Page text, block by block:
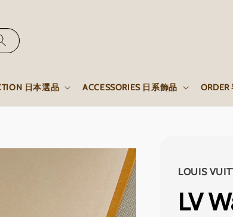
日本選品 ACCESSORIES 日系飾品
LOUIS
LV